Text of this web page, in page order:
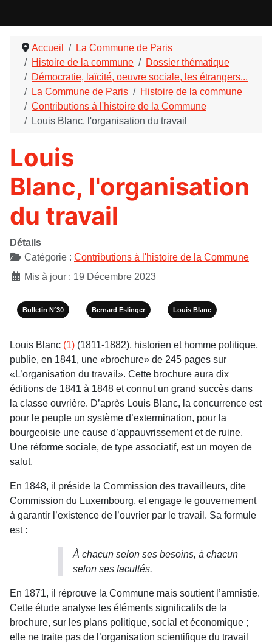
Accueil
La Commune de Paris
Histoire de la commune
Dossier thématique
Démocratie, laïcité, oeuvre sociale, les étrangers...
La Commune de Paris
Histoire de la commune
Contributions à l'histoire de la Commune
Louis Blanc, l'organisation du travail
Louis
Blanc, l'organisation
du travail
Détails
Catégorie : Contributions à l'histoire de la Commune
Mis à jour : 19 Décembre 2023
Bulletin N°30 Bernard Eslinger Louis Blanc
Louis Blanc (1) (1811-1882), historien et homme politique,
publie, en 1841, une «brochure» de 245 pages sur
«L’organisation du travail». Cette brochure aura dix
éditions de 1841 à 1848 et connut un grand succès dans
la classe ouvrière. D’après Louis Blanc, la concurrence est
pour le peuple un système d’extermination, pour la
bourgeoisie une cause d’appauvrissement et de ruine.
Une réforme sociale, de type associatif, est un moyen de
salut.
En 1848, il préside la Commission des travailleurs, dite
Commission du Luxembourg, et engage le gouvernement
à garantir l’existence de l’ouvrier par le travail. Sa formule
est :
À chacun selon ses besoins, à chacun
selon ses facultés.
En 1871, il réprouve la Commune mais soutient l’amnistie.
Cette étude analyse les éléments significatifs de la
brochure, sur les plans politique, social et économique ;
elle ne traite pas de l’organisation scientifique du travail